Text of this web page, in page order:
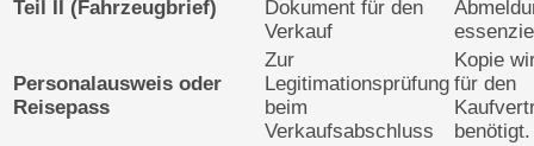
Teil II (Fahrzeugbrief)
Dokument für den
Verkauf
Personalausweis oder
Reisepass
Zur
Legitimationsprüfung
beim
Verkaufsabschluss
Kopie
für den
benötigt.